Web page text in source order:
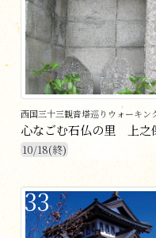
西国三十三観音塔巡りウォーキン
心なごむ石仏の里 上
10/18(終)
33